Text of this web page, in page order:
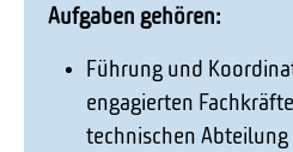
Aufgaben gehören:
Führung und
engagierten
technischen Abteilung